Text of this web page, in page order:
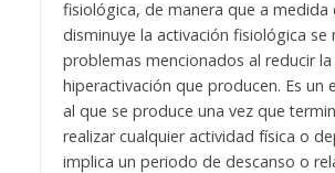
fisiológica, de manera que a medida
disminuye la activación fisiológica se
problemas mencionados al reducir la
hiperactivación que producen. Es un
al que se produce una vez que
realizar cualquier actividad física o
implica un periodo de descanso o